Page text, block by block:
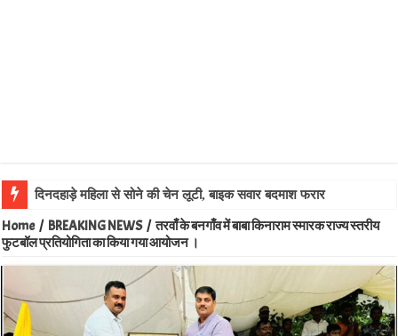
दिनदहाड़े महिला से सोने की चेन लूटी, बाइक सवार बदमाश फरार
Home / BREAKING NEWS / तरवाँ के बनगाँव में बाबा किनाराम स्मारक राज्य स्तरीय
फुटबॉल प्रतियोगिता का किया गया आयोजन ।